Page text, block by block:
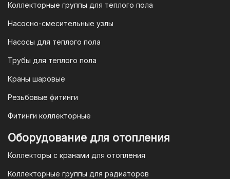
Коллекторные группы для теплого пола
Насосно-смесительные узлы
Насосы для теплого пола
Трубы для теплого пола
Краны шаровые
Резьбовые фитинги
Фитинги коллекторные
Оборудование для отопления
Коллекторы с кранами для отопления
Коллекторные группы для радиаторов